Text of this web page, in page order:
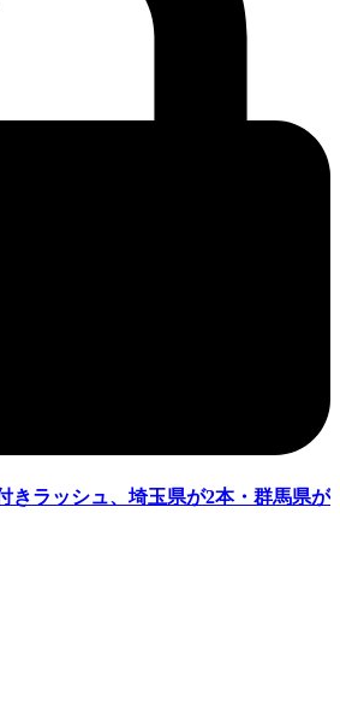
きラッシュ、埼玉県が2本・群馬県が